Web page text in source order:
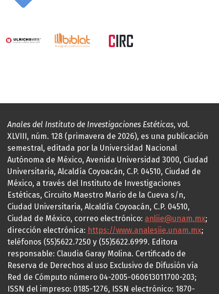
Anales del Instituto de Investigaciones Estéticas, vol.
XLVIII, núm. 128 (primavera de 2026), es una publicación
semestral, editada por la Universidad Nacional
Autónoma de México, Avenida Universidad 3000, Ciudad
Universitaria, Alcaldía Coyoacán, C.P. 04510, Ciudad de
México, a través del Instituto de Investigaciones
Estéticas, Circuito Maestro Mario de la Cueva s/n,
Ciudad Universitaria, Alcaldía Coyoacán, C.P. 04510,
Ciudad de México, correo electrónico: anliie@unam.mx;
dirección electrónica: https://www.analesiie.unam.mx;
teléfonos (55)5622.7250 y (55)5622.6999. Editora
responsable: Claudia Garay Molina. Certificado de
Reserva de Derechos al uso Exclusivo de Difusión vía
Red de Cómputo número 04-2005-060613011700-203;
ISSN del impreso: 0185-1276, ISSN electrónico: 1870-